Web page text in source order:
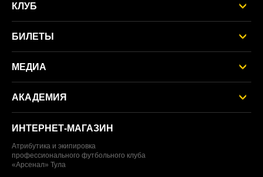
КЛУБ
БИЛЕТЫ
МЕДИА
АКАДЕМИЯ
ИНТЕРНЕТ‑МАГАЗИН
Атрибутика и экипировка
профессионального футбольного клуба
«Арсенал» Тула